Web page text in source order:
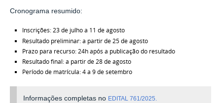
Cronograma resumido:
Inscrições: 23 de julho a 11 de agosto
Resultado preliminar: a partir de 25 de agosto
Prazo para recurso: 24h após a publicação do resultado
Resultado final: a partir de 28 de agosto
Período de matrícula: 4 a 9 de setembro
Informações completas no EDITAL 761/2025.